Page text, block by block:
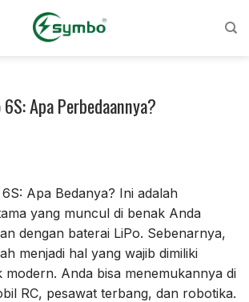
Apa Perbedaannya?
Apa Bedanya? Ini adalah
yang muncul di benak Anda
dengan baterai LiPo. Sebenarnya,
menjadi hal yang wajib dimiliki
modern. Anda bisa menemukannya di
RC, pesawat terbang, dan robotika.